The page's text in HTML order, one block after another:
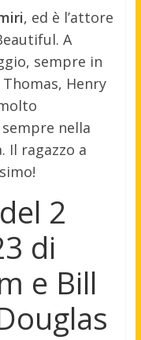
, ed è l’attore
A
sempre in
Henry
nella
Il ragazzo a
2
di
e Bill